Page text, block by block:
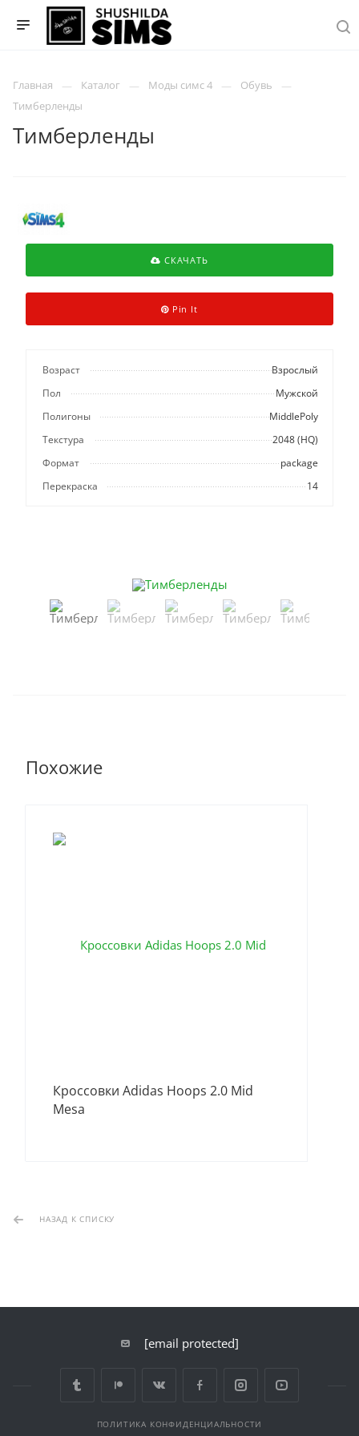
Главная Каталог Моды симс 4
Обувь
Тимберленды
Тимберленды
СКАЧАТЬ
Pin It
Возраст
Взрослый
Пол
Мужской
Полигоны
MiddlePoly
Текстура
2048 (HQ)
Формат
package
Перекраска
14
Похожие
Кроссовки Adidas Hoops 2.0 Mid
Mesa
НАЗАД К СПИСКУ
[email protected]
ПОЛИТИКА КОНФИДЕНЦИАЛЬНОСТИ